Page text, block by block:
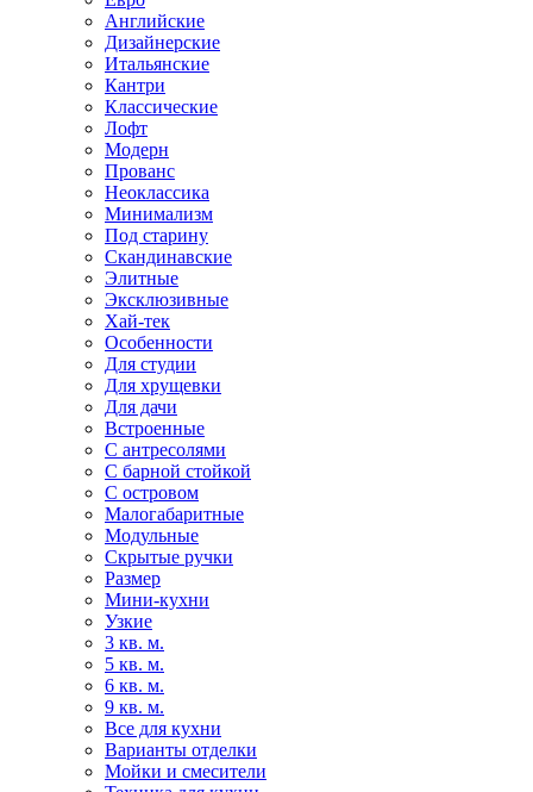
Английские
Дизайнерские
Итальянские
Кантри
Классические
Лофт
Модерн
Прованс
Неоклассика
Минимализм
Под старину
Скандинавские
Элитные
Эксклюзивные
Хай-тек
Особенности
Для студии
Для хрущевки
Для дачи
Встроенные
С антресолями
С барной стойкой
С островом
Малогабаритные
Модульные
Скрытые ручки
Размер
Мини-кухни
Узкие
3 кв. м.
5 кв. м.
6 кв. м.
9 кв. м.
Все для кухни
Варианты отделки
Мойки и смесители